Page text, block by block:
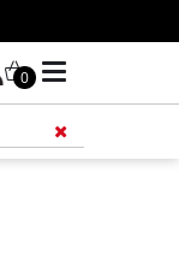
0